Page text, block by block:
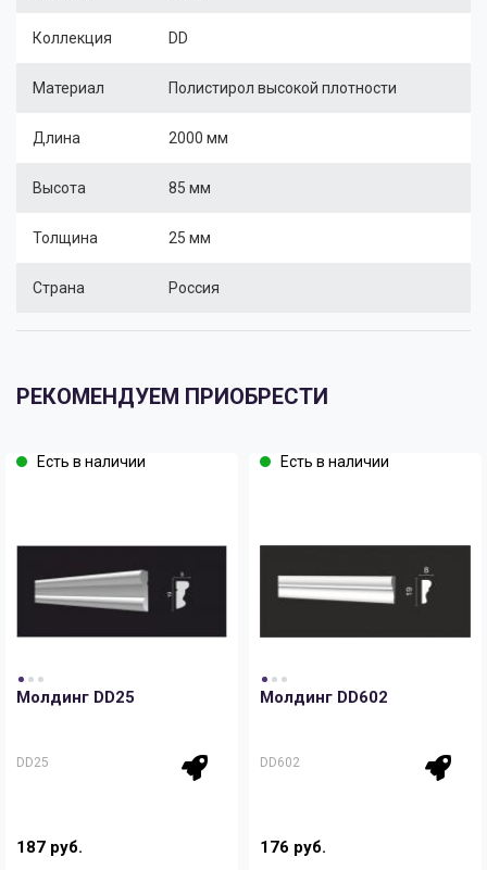
Коллекция DD
Материал Полистирол высокой плотности
Длина 2000 мм
Высота 85 мм
Толщина 25 мм
Страна Россия
РЕКОМЕНДУЕМ ПРИОБРЕСТИ
Есть в наличии
Молдинг DD25
DD25
187 руб.
Есть в наличии
Молдинг DD602
DD602
176 руб.